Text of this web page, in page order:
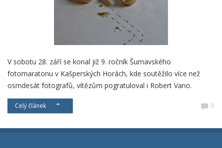
V sobotu 28. září se konal již 9. ročník Šumavského
fotomaratonu v Kašperských Horách, kde soutěžilo více než
osmdesát fotografů, vítězům pogratuloval i Robert Vano.
Celý článek 0